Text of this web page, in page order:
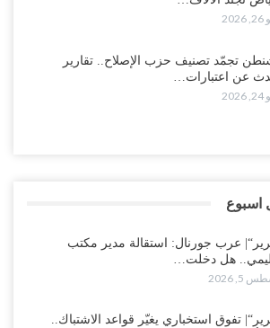
تجمّد تصنيف حزب الإصلاح.. تقارير
عن اعتبارات…
اسبوع
عرب جورنال: استقالة مدير مكتب
هل دخلت…
5, 2026
تفوق استخباري يغيّر قواعد الاشتباك..